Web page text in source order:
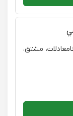
نامعادلات، مشتق،